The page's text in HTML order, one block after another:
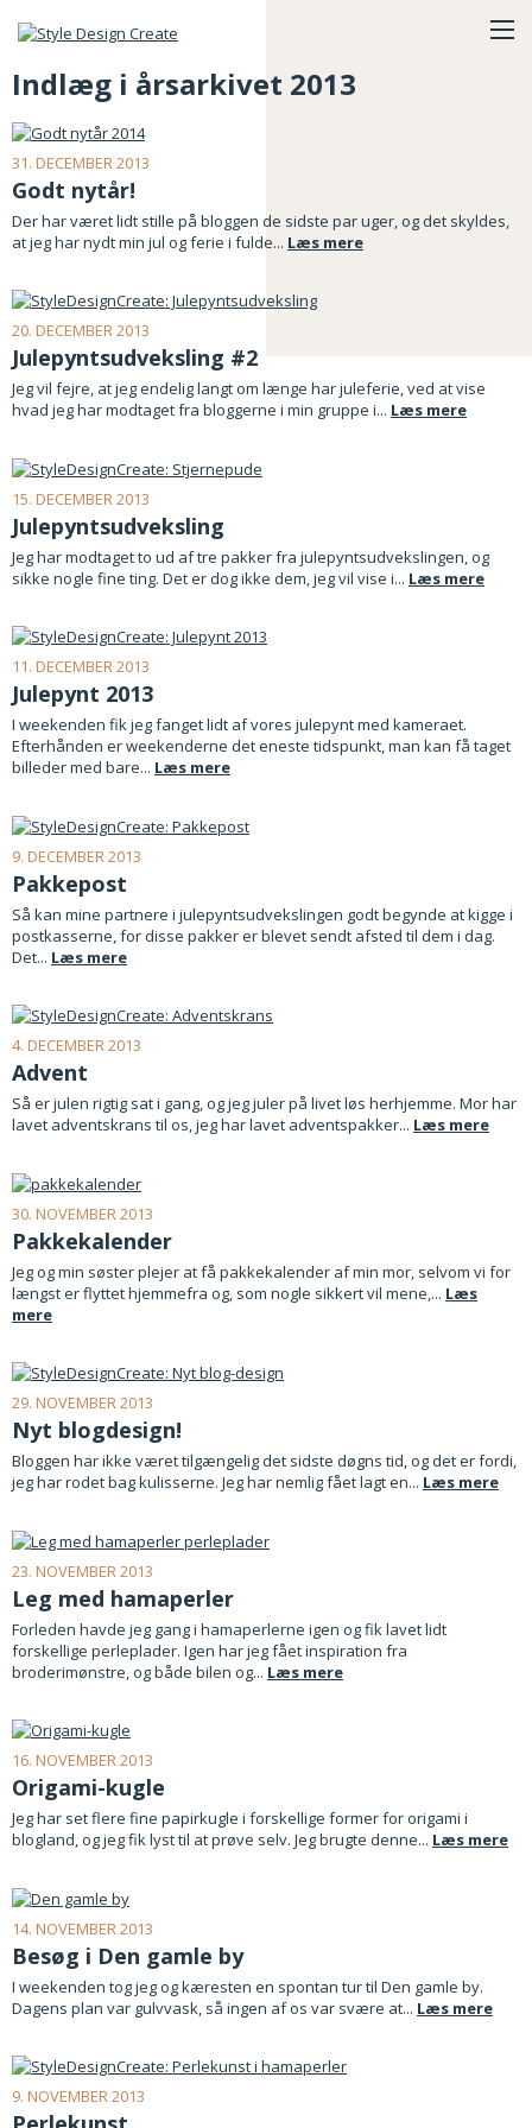
Indlæg i årsarkivet 2013
31. DECEMBER 2013
Godt nytår!
Der har været lidt stille på bloggen de sidste par uger, og det skyldes,
at jeg har nydt min jul og ferie i fulde... Læs mere
20. DECEMBER 2013
Julepyntsudveksling #2
Jeg vil fejre, at jeg endelig langt om længe har juleferie, ved at vise
hvad jeg har modtaget fra bloggerne i min gruppe i... Læs mere
15. DECEMBER 2013
Julepyntsudveksling
Jeg har modtaget to ud af tre pakker fra julepyntsudvekslingen, og
sikke nogle fine ting. Det er dog ikke dem, jeg vil vise i... Læs mere
11. DECEMBER 2013
Julepynt 2013
I weekenden fik jeg fanget lidt af vores julepynt med kameraet.
Efterhånden er weekenderne det eneste tidspunkt, man kan få taget
billeder med bare... Læs mere
9. DECEMBER 2013
Pakkepost
Så kan mine partnere i julepyntsudvekslingen godt begynde at kigge i
postkasserne, for disse pakker er blevet sendt afsted til dem i dag.
Det... Læs mere
4. DECEMBER 2013
Advent
Så er julen rigtig sat i gang, og jeg juler på livet løs herhjemme. Mor har
lavet adventskrans til os, jeg har lavet adventspakker... Læs mere
30. NOVEMBER 2013
Pakkekalender
Jeg og min søster plejer at få pakkekalender af min mor, selvom vi for
længst er flyttet hjemmefra og, som nogle sikkert vil mene,... Læs
mere
29. NOVEMBER 2013
Nyt blogdesign!
Bloggen har ikke været tilgængelig det sidste døgns tid, og det er fordi,
jeg har rodet bag kulisserne. Jeg har nemlig fået lagt en... Læs mere
23. NOVEMBER 2013
Leg med hamaperler
Forleden havde jeg gang i hamaperlerne igen og fik lavet lidt
forskellige perleplader. Igen har jeg fået inspiration fra
broderimønstre, og både bilen og... Læs mere
16. NOVEMBER 2013
Origami-kugle
Jeg har set flere fine papirkugle i forskellige former for origami i
blogland, og jeg fik lyst til at prøve selv. Jeg brugte denne... Læs mere
14. NOVEMBER 2013
Besøg i Den gamle by
I weekenden tog jeg og kæresten en spontan tur til Den gamle by.
Dagens plan var gulvvask, så ingen af os var svære at... Læs mere
9. NOVEMBER 2013